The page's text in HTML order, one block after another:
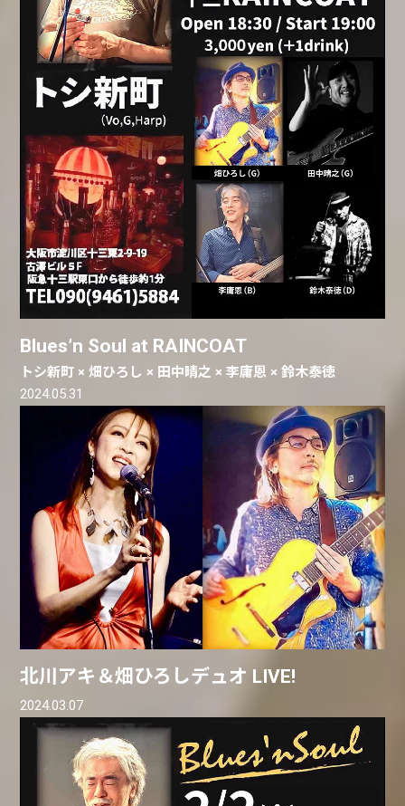
Blues’n Soul at RAINCOAT
トシ新町 × 畑ひろし × 田中晴之 × 李庸恩 × 鈴木泰徳
2024.05.31
北川アキ＆畑ひろしデュオ LIVE!
2024.03.07